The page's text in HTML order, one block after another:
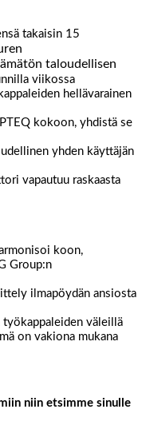
takaisin 15
taloudellisen
viikossa
hellävarainen
kokoon, yhdistä se
yhden käyttäjän
vapautuu raskaasta
koon,
Group:n
ilmapöydän ansiosta
väleillä
on vakiona mukana
niin etsimme sinulle